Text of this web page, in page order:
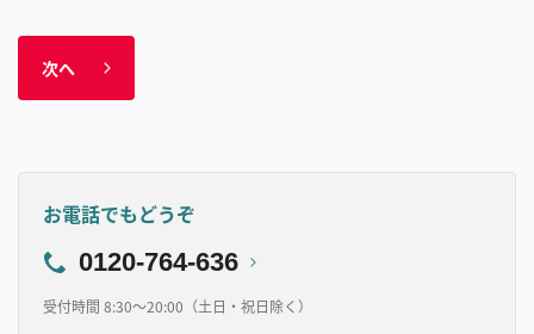
次へ
お電話でもどうぞ
0120-764-636
受付時間 8:30～20:00（土日・祝日除く）